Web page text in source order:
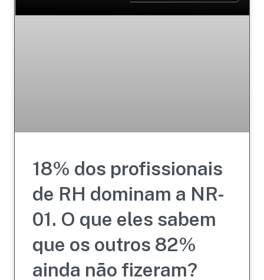
18% dos profissionais
de RH dominam a NR-
01. O que eles sabem
que os outros 82%
ainda não fizeram?